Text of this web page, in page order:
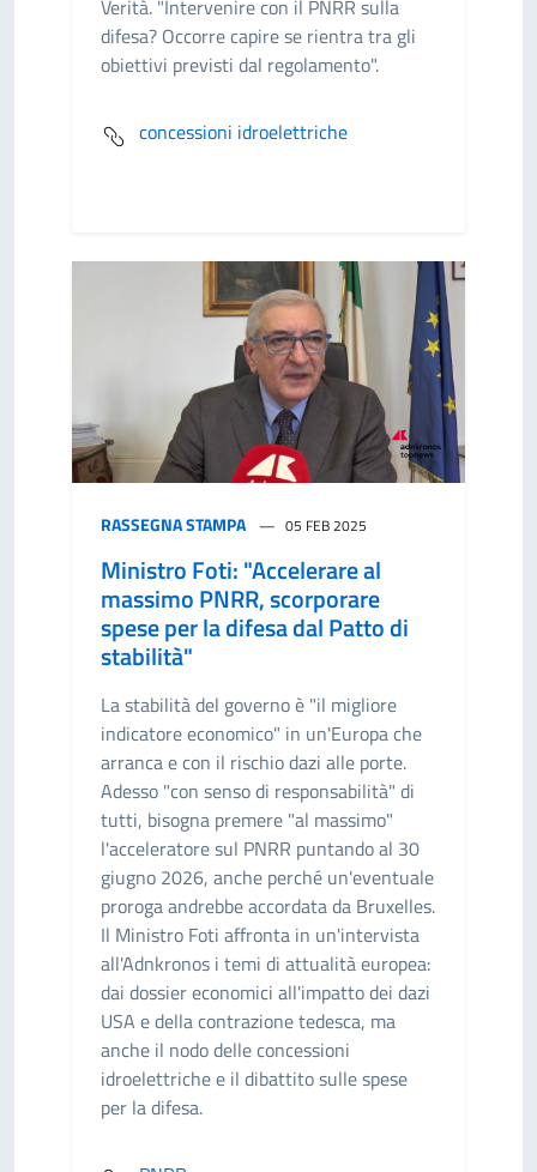
Verità. "Intervenire con il PNRR sulla
difesa? Occorre capire se rientra tra gli
obiettivi previsti dal regolamento".
concessioni idroelettriche
RASSEGNA STAMPA 05 FEB 2025
Ministro Foti: "Accelerare al
massimo PNRR, scorporare
spese per la difesa dal Patto di
stabilità"
La stabilità del governo è "il migliore
indicatore economico" in un'Europa che
arranca e con il rischio dazi alle porte.
Adesso "con senso di responsabilità" di
tutti, bisogna premere "al massimo"
l'acceleratore sul PNRR puntando al 30
giugno 2026, anche perché un'eventuale
proroga andrebbe accordata da Bruxelles.
Il Ministro Foti affronta in un'intervista
all'Adnkronos i temi di attualità europea:
dai dossier economici all'impatto dei dazi
USA e della contrazione tedesca, ma
anche il nodo delle concessioni
idroelettriche e il dibattito sulle spese
per la difesa.